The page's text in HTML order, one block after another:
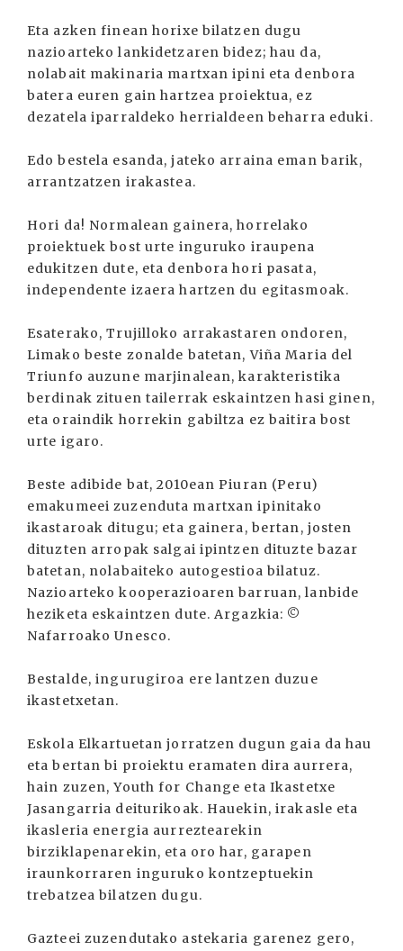
Eta azken finean horixe bilatzen dugu
nazioarteko lankidetzaren bidez; hau da,
nolabait makinaria martxan ipini eta denbora
batera euren gain hartzea proiektua, ez
dezatela iparraldeko herrialdeen beharra eduki.
Edo bestela esanda, jateko arraina eman barik,
arrantzatzen irakastea.
Hori da! Normalean gainera, horrelako
proiektuek bost urte inguruko iraupena
edukitzen dute, eta denbora hori pasata,
independente izaera hartzen du egitasmoak.
Esaterako, Trujilloko arrakastaren ondoren,
Limako beste zonalde batetan, Viña Maria del
Triunfo auzune marjinalean, karakteristika
berdinak zituen tailerrak eskaintzen hasi ginen,
eta oraindik horrekin gabiltza ez baitira bost
urte igaro.
Beste adibide bat, 2010ean Piuran (Peru)
emakumeei zuzenduta martxan ipinitako
ikastaroak ditugu; eta gainera, bertan, josten
dituzten arropak salgai ipintzen dituzte bazar
batetan, nolabaiteko autogestioa bilatuz.
Nazioarteko kooperazioaren barruan, lanbide
heziketa eskaintzen dute. Argazkia: ©
Nafarroako Unesco.
Bestalde, ingurugiroa ere lantzen duzue
ikastetxetan.
Eskola Elkartuetan jorratzen dugun gaia da hau
eta bertan bi proiektu eramaten dira aurrera,
hain zuzen, Youth for Change eta Ikastetxe
Jasangarria deiturikoak. Hauekin, irakasle eta
ikasleria energia aurreztearekin
birziklapenarekin, eta oro har, garapen
iraunkorraren inguruko kontzeptuekin
trebatzea bilatzen dugu.
Gazteei zuzendutako astekaria garenez gero,